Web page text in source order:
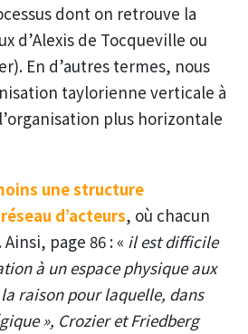
dont on retrouve la
d’Alexis de Tocqueville ou
En d’autres termes, nous
taylorienne verticale à
plus horizontale
une structure
d’acteurs, où chacun
page 86 : « il est difficile
à un espace physique aux
la raison pour laquelle, dans
», Crozier et Friedberg